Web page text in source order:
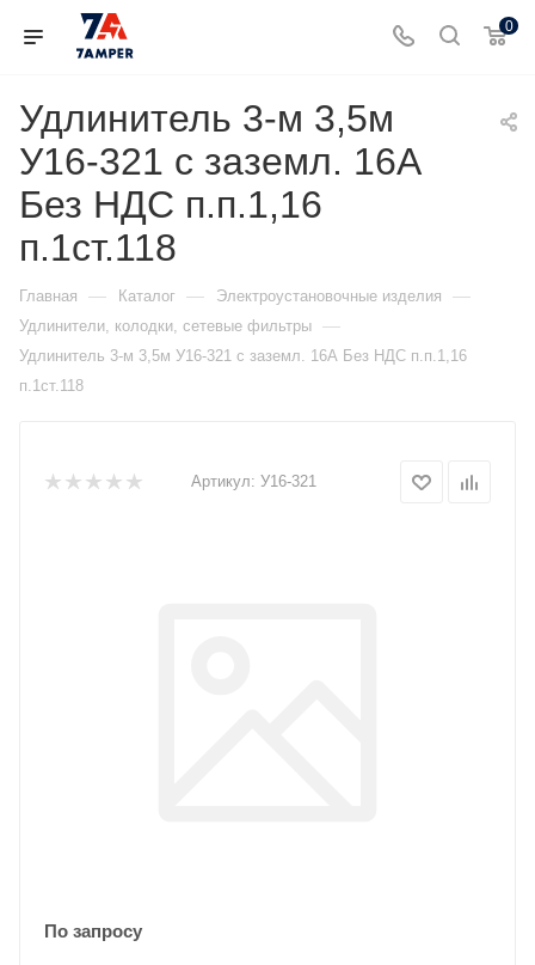
0
Удлинитель 3-м 3,5м
У16-321 с заземл. 16А
Без НДС п.п.1,16
п.1ст.118
Главная — Каталог — Электроустановочные изделия —
Удлинители, колодки, сетевые фильтры —
Удлинитель 3-м 3,5м У16-321 с заземл. 16А Без НДС п.п.1,16
п.1ст.118
Артикул: У16-321
По запросу